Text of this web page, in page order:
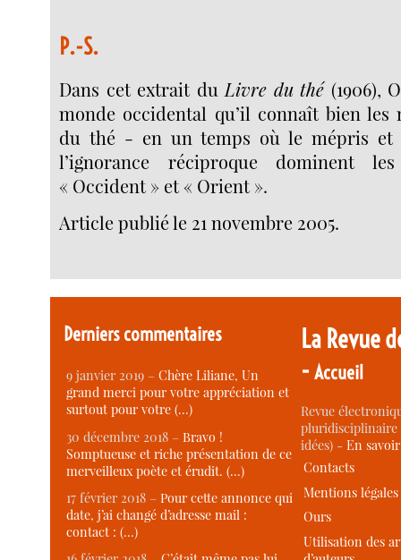
P.-S.
Dans cet extrait du Livre du thé(1906),
monde occidental qu’il connaît bien les
du thé - en un temps où le mépris et
l’ignorance réciproque dominent
« Occident » et « Orient ».
Article publié le 21 novembre 2005.
Derniers commentaires
9 janvier 2019 –Chère Liliane, Un
grand merci pour votre appréciation et
surtout pour votre (…)
30 décembre 2018 –Bravo !
Somptueuse et riche présentation de ce
merveilleux poète et érudit. (…)
17 février 2018 –Pour cette annonce qui
date, j’ai changé d’adresse mail :
contact : (…)
La Revue
-Accueil
Revue
idées) -En
Contacts
Mentions légales
Ours
Utilisation des